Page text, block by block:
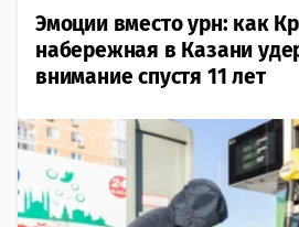
Эмоции вместо урн: как
набережная в Казани
внимание спустя 11 лет